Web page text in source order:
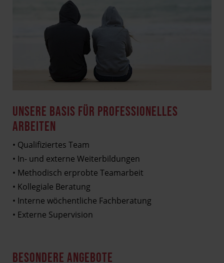
UNSERE BASIS FÜR PROFESSIONELLES
ARBEITEN
• Qualifiziertes Team
• In- und externe Weiterbildungen
• Methodisch erprobte Teamarbeit
• Kollegiale Beratung
• Interne wöchentliche Fachberatung
• Externe Supervision
BESONDERE ANGEBOTE